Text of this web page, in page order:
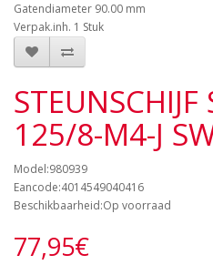
Gatendiameter 90.00 mm
Verpak.inh. 1 Stuk
STEUNSCHIJF
125/8-M4-J
Model:980939
Eancode:4014549040416
Beschikbaarheid:Op voorraad
77,95€